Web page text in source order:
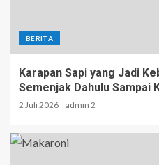
BERITA
Karapan Sapi yang Jadi
Semenjak Dahulu Sampai
2 Juli 2026 admin 2